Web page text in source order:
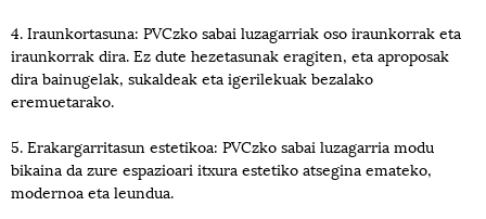
4. Iraunkortasuna: PVCzko sabai luzagarriak oso iraunkorrak eta
iraunkorrak dira. Ez dute hezetasunak eragiten, eta aproposak
dira bainugelak, sukaldeak eta igerilekuak bezalako
eremuetarako.
5. Erakargarritasun estetikoa: PVCzko sabai luzagarria modu
bikaina da zure espazioari itxura estetiko atsegina emateko,
modernoa eta leundua.